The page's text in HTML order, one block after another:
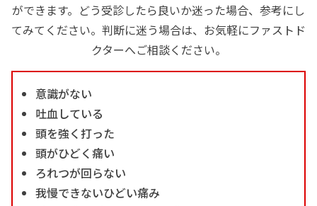
ができます。どう受診したら良いか迷った場合、参考にし
てみてください。判断に迷う場合は、お気軽にファストド
クターへご相談ください。
意識がない
吐血している
頭を強く打った
頭がひどく痛い
ろれつが回らない
我慢できないひどい痛み